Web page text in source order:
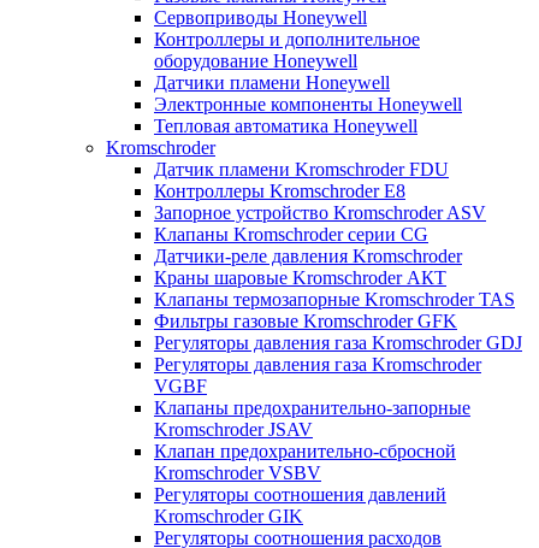
Сервоприводы Honeywell
Контроллеры и дополнительное
оборудование Honeywell
Датчики пламени Honeywell
Электронные компоненты Honeywell
Тепловая автоматика Honeywell
Kromschroder
Датчик пламени Kromschroder FDU
Контроллеры Kromschroder E8
Запорное устройство Kromschroder ASV
Клапаны Kromschroder серии CG
Датчики-реле давления Kromschroder
Краны шаровые Kromschroder АКТ
Клапаны термозапорные Kromschroder TAS
Фильтры газовые Kromschroder GFK
Регуляторы давления газа Kromschroder GDJ
Регуляторы давления газа Kromschroder
VGBF
Клапаны предохранительно-запорные
Kromschroder JSAV
Клапан предохранительно-сбросной
Kromschroder VSBV
Регуляторы соотношения давлений
Kromschroder GIK
Регуляторы соотношения расходов